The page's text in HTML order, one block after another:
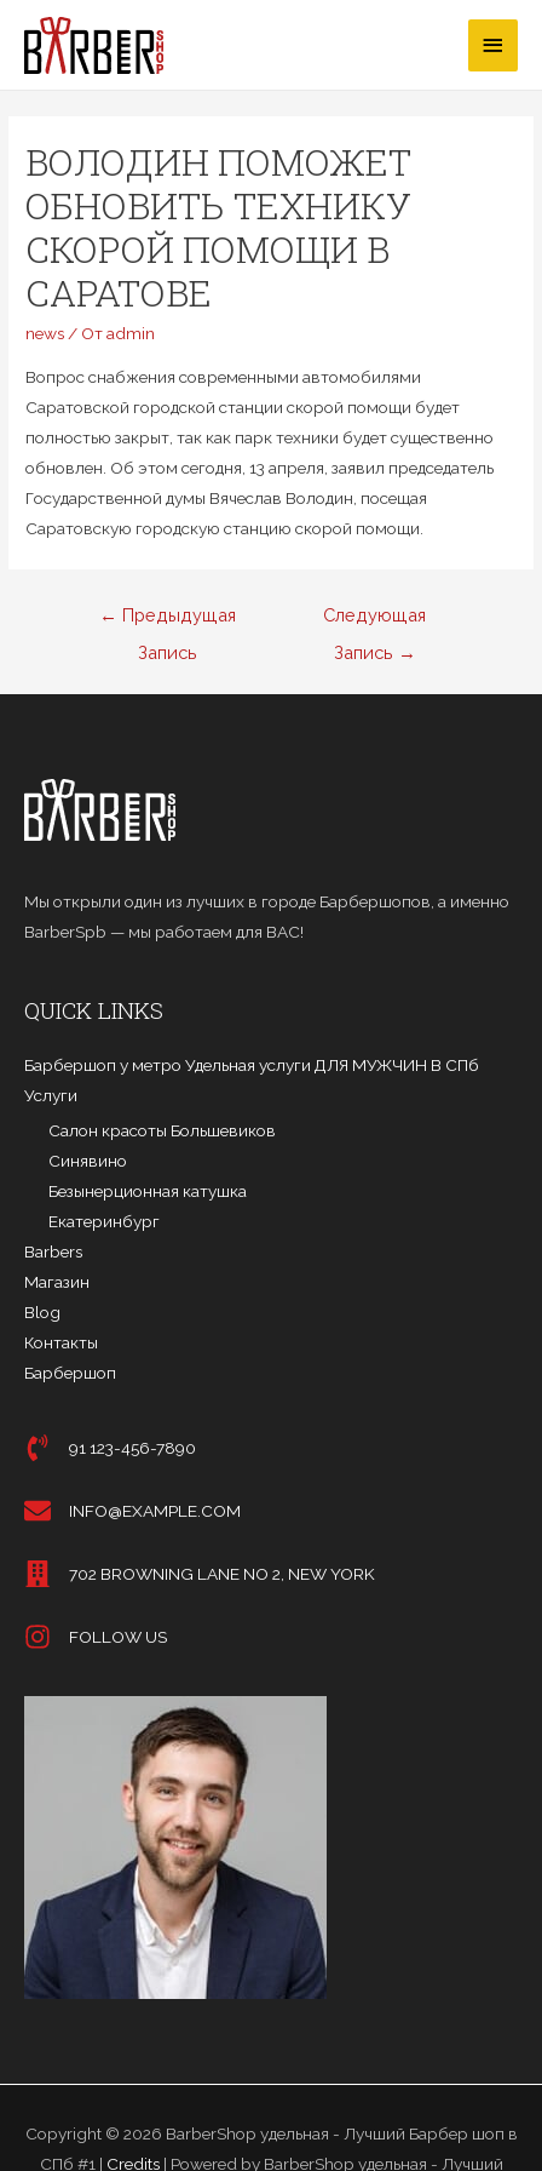
Перейти
содержимому
ВОЛОДИН ПОМОЖЕТ
ОБНОВИТЬ ТЕХНИКУ
СКОРОЙ ПОМОЩИ В
САРАТОВЕ
news/ Отadmin
Вопрос снабжения современными автомобилями
Саратовской городской станции скорой помощи будет
полностью закрыт, так как парк техники будет существенно
обновлен. Об этом сегодня, 13 апреля, заявил председатель
Государственной думы Вячеслав Володин, посещая
Саратовскую городскую станцию скорой помощи.
Навигация
← Предыдущая
Запись
Следующая
Запись →
Мы открыли один из лучших в городе Барбершопов, а именно
BarberSpb — мы работаем для ВАС!
QUICK LINKS
Барбершоп у метро Удельная услуги ДЛЯ МУЖЧИН В СПб
Услуги
Салон красоты Большевиков
Синявино
Безынерционная катушка
Екатеринбург
Barbers
Магазин
Blog
Контакты
Барбершоп
91 123-456-7890
INFO@EXAMPLE.COM
702 BROWNING LANE NO 2, NEW YORK
FOLLOW US
Copyright © 2026 BarberShop удельная - Лучший Барбер шоп в
СПб #1 | Credits| Powered by BarberShop удельная - Лучший